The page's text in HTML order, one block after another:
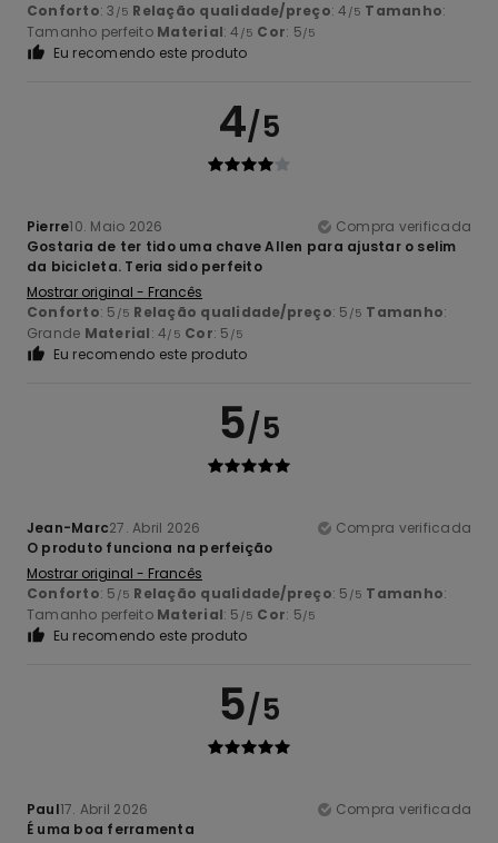
Conforto: 3 /5 Relação qualidade/preço: 4 /5 Tamanho:
Tamanho perfeito Material: 4 /5 Cor: 5/5
Eu recomendo este produto
4/5
Pierre10. Maio 2026
Compra verificada
Gostaria de ter tido uma chave Allen para ajustar o selim
da bicicleta. Teria sido perfeito
Mostrar original - Francês
Conforto: 5 /5 Relação qualidade/preço: 5 /5 Tamanho:
Grande Material: 4/5 Cor: 5 /5
Eu recomendo este produto
5/5
Jean-Marc27. Abril 2026
Compra verificada
O produto funciona na perfeição
Mostrar original - Francês
Conforto: 5 /5 Relação qualidade/preço: 5 /5 Tamanho:
Tamanho perfeito Material: 5 /5 Cor: 5/5
Eu recomendo este produto
5/5
Paul17. Abril 2026
Compra verificada
É uma boa ferramenta